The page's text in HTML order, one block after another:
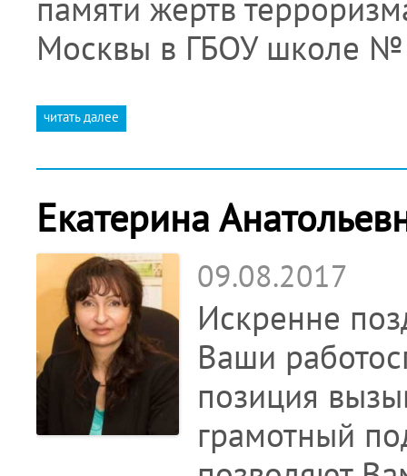
памяти жертв
Москвы в ГБОУ школе
читать далее
Екатерина
09.08.2017
Искренне
Ваши
позиция
грамотный